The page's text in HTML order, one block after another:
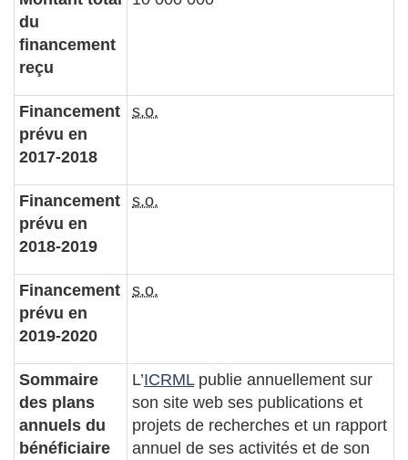
du
financement
reçu
Financement
prévu en
2017-2018
s.o.
Financement
prévu en
2018-2019
s.o.
Financement
prévu en
2019-2020
s.o.
Sommaire
des plans
annuels du
bénéficiaire
L’ICRMLpublie annuellement sur
son site web ses publications et
projets de recherches et un rapport
annuel de ses activités et de son